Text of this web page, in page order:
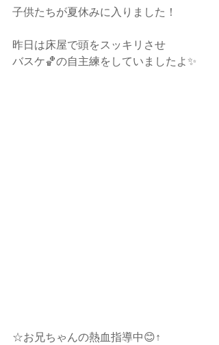
子供たちが夏休みに入りました！
昨日は床屋で頭をスッキリさせ
バスケ🏀の自主練をしていましたよ✨
☆お兄ちゃんの熱血指導中😊↑